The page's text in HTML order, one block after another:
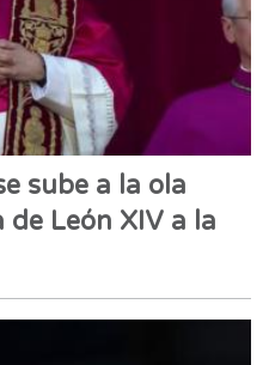
sube a la ola
León XIV a la